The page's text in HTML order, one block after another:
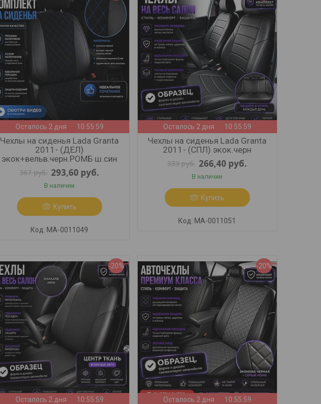
Осталось 2 дня 10:55:57
Чехлы на сиденья Lada Granta
2011- (ДЕЛ)
экок+вельв.черн.РОМБ ш.син
367руб. 293,60 руб.
В наличии
Купить
МА-0011049
Осталось 2 дня 10:55:57
Чехлы на сиденья Lada Granta
2011- (СПЛ) экок.черн
333руб. 266,40 руб.
В наличии
Купить
МА-0011051
-20%
Осталось 2 дня 10:55:57
-20%
Осталось 2 дня 10:55:57